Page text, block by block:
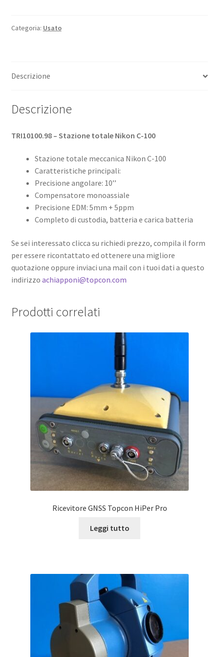
Sospensione
Categoria: Usato
Descrizione
Descrizione
TRI10100.98 – Stazione totale Nikon C-100
Stazione totale meccanica Nikon C-100
Caratteristiche principali:
Precisione angolare: 10’’
Compensatore monoassiale
Precisione EDM: 5mm + 5ppm
Completo di custodia, batteria e carica batteria
Se sei interessato clicca su richiedi prezzo, compila il form
per essere ricontattato ed ottenere una migliore
quotazione oppure inviaci una mail con i tuoi dati a questo
indirizzo achiapponi@topcon.com
Prodotti correlati
Ricevitore GNSS Topcon HiPer Pro
Leggi tutto